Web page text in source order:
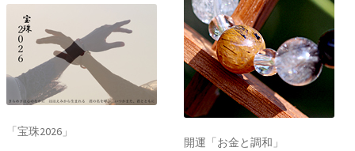
「宝珠2026」
開運「お金と調和」